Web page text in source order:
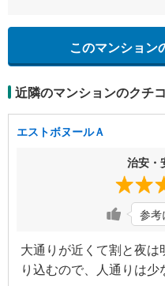
このマンション
近隣のマンションのクチ
エストボヌールＡ
治安・
参考
大通りが近くて割と夜
り込むので、人通りは少